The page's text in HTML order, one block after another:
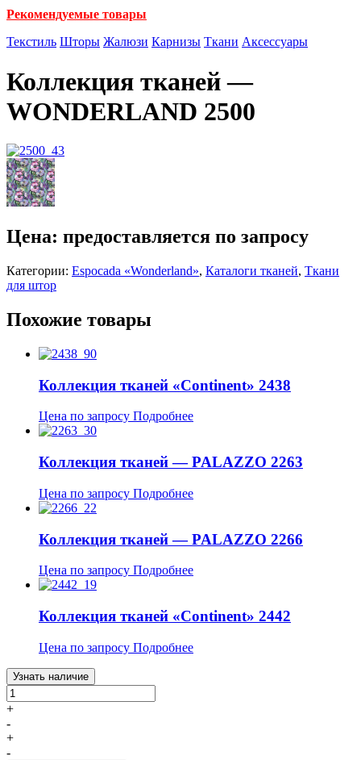
Рекомендуемые товары
Текстиль Шторы Жалюзи Карнизы Ткани Аксессуары
Коллекция тканей —
WONDERLAND 2500
Цена: предоставляется по запросу
Категории: Espocada «Wonderland», Каталоги тканей, Ткани
для штор
Похожие товары
Коллекция тканей «Continent» 2438
Цена по запросу Подробнее
Коллекция тканей — PALAZZO 2263
Цена по запросу Подробнее
Коллекция тканей — PALAZZO 2266
Цена по запросу Подробнее
Коллекция тканей «Continent» 2442
Цена по запросу Подробнее
Узнать наличие
+
-
+
-